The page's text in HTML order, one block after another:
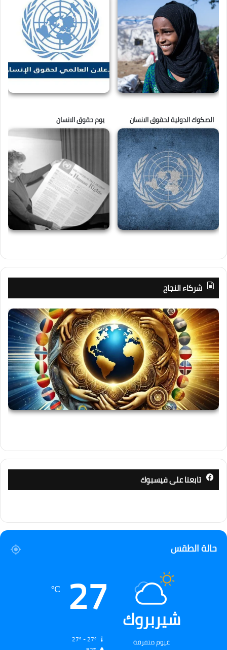
الصكوك الدولية لحقوق الانسان يوم حقوق الانسان
شركاء النجاح
تابعنا على فيسبوك
حالة الطقس
شيربروك
غيوم متفرقة
27
℃